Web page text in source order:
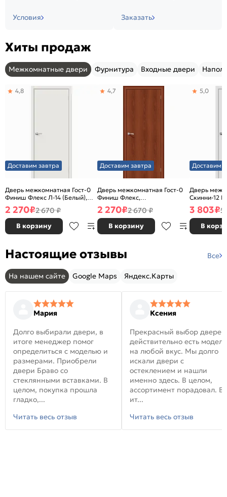
Условия Заказать
Хиты продаж
Межкомнатные двери Фурнитура Входные двери
Доставим завтра
Дверь межкомнатная Гост-0
Финиш Флекс Л-14 (Белый),
глухая, каркасно-щитовая
4,8
2 270₽2 670 ₽
В корзину
Доставим завтра
Дверь межкомнатная Гост-0
Финиш Флекс,
Ламинированные Л-11
(ИталОрех), глухая, каркасно-
щитовая
4,7
2 270₽2 670 ₽
В корзину
Доставим
Дверь
Скинни-12
глухая,
5,0
3 803₽5
В
Настоящие отзывы Все
На нашем сайте Google Maps Яндекс.Карты
Мария
Долго выбирали двери, в
итоге менеджер помог
определиться с моделью и
размерами. Приобрели
двери Браво со
стеклянными вставками. В
целом, покупка прошла
гладко,...
Читать весь отзыв
Ксения
Прекрасный выбор
действительно есть модели
на любой вкус. Мы долго
искали двери с
остеклением и нашли
именно здесь. В целом,
ассортимент порадовал. В
ит...
Читать весь отзыв